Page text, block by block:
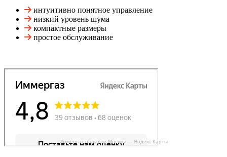
интуитивно понятное управление
низкий уровень шума
компактные размеры
простое обслуживание
Иммергаз на карте Москвы — Яндекс Карты